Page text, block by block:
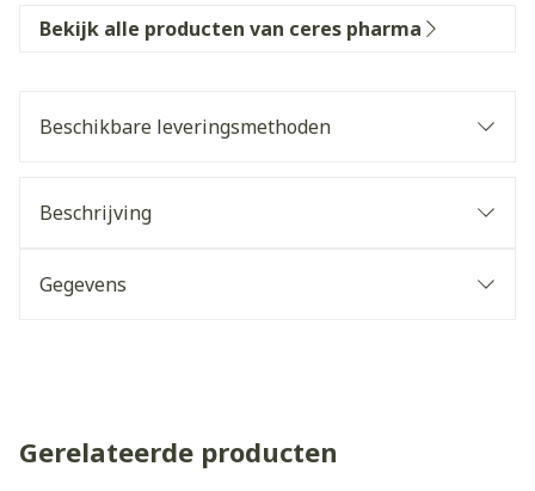
Bekijk alle producten van ceres pharma
Beschikbare leveringsmethoden
Beschrijving
Gegevens
Gerelateerde producten